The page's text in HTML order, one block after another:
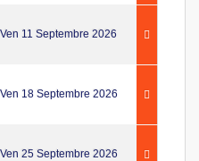
11 Septembre 2026
18 Septembre 2026
25 Septembre 2026